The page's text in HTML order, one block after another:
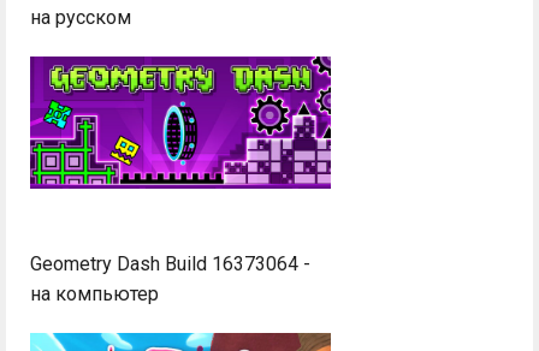
на русском
Geometry Dash Build 16373064 -
на компьютер